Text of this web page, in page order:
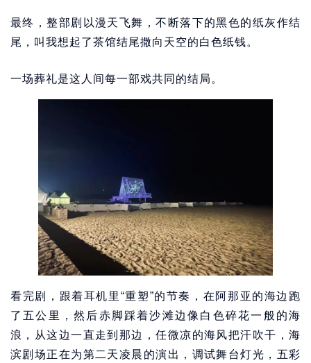
最终，整部剧以漫天飞舞，不断落下的黑色的纸灰作结
尾，叫我想起了茶馆结尾撒向天空的白色纸钱。
一场葬礼是这人间每一部戏共同的结局。
看完剧，跟着耳机里“重塑”的节奏，在阿那亚的海边跑
了五公里，然后赤脚踩着沙滩边像白色碎花一般的海
浪，从这边一直走到那边，任微凉的海风把汗吹干，海
滨剧场正在为第二天凌晨的演出，调试舞台灯光，五彩